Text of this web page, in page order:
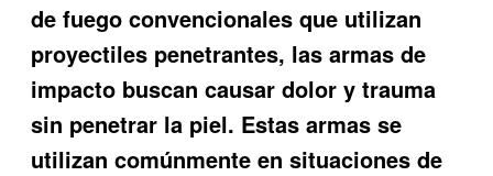
de fuego convencionales que utilizan
proyectiles penetrantes, las armas de
impacto buscan causar dolor y trauma
sin penetrar la piel. Estas armas se
utilizan comúnmente en situaciones de